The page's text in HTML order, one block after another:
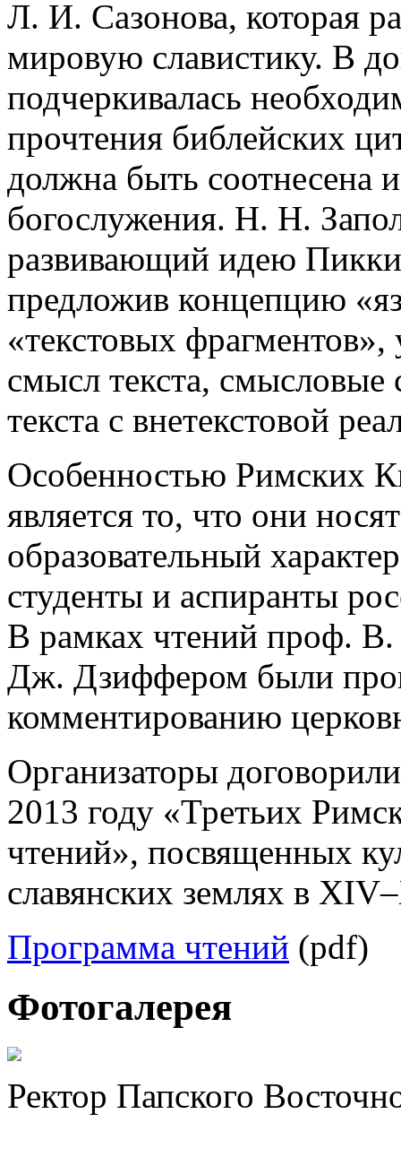
Л. И. Сазонова, которая
мировую славистику. В
подчеркивалась
прочтения библейских
должна быть соотнесена
богослужения. Н. Н.
развивающий идею
предложив концепцию
«текстовых
смысл текста, смысловые
текста с внетекстовой
Особенностью Римских
является то, что они
образовательный
студенты и аспиранты
В рамках чтений проф.
Дж. Дзиффером были
комментированию
Организаторы
2013 году «Третьих
чтений», посвященных
славянских землях в
Программа чтений (pdf)
Фотогалерея
Ректор Папского